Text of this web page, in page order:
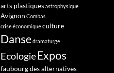
arts plastiquesastrophysique
Avignon Combas
crise économiqueculture
Danse dramaturge
EcologieExpos
faubourg des alternatives